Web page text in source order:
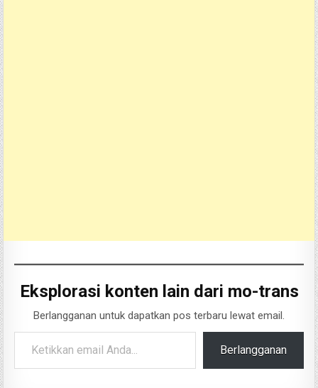
Eksplorasi konten lain dari mo-trans
Berlangganan untuk dapatkan pos terbaru lewat email.
Ketikkan email Anda...
Berlangganan